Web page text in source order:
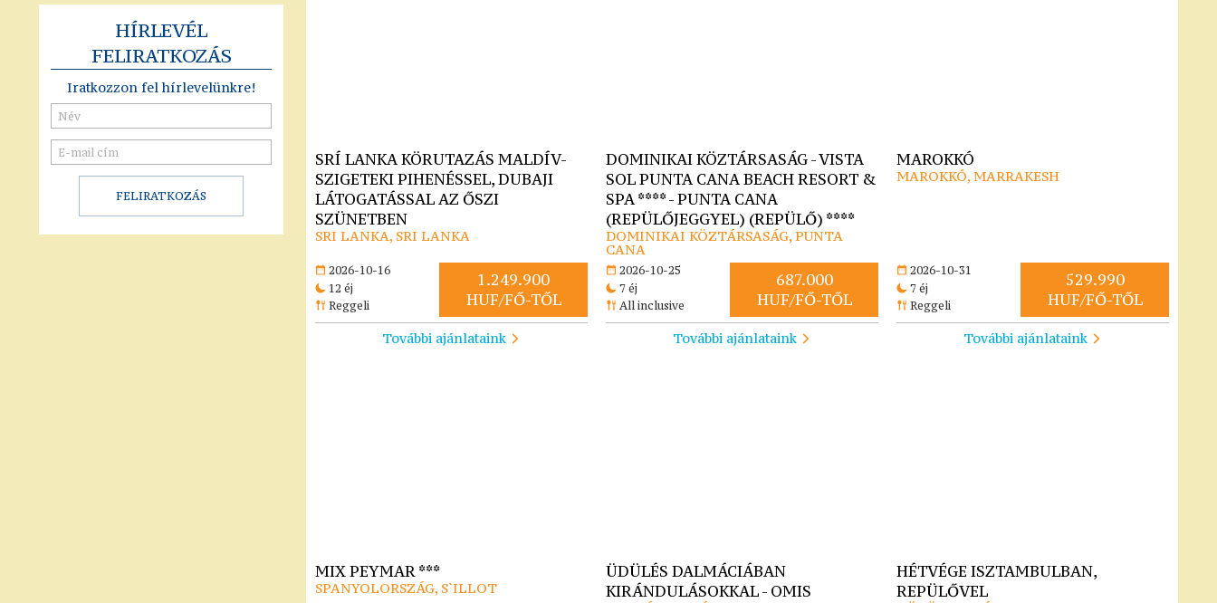
HÍRLEVÉL
FELIRATKOZÁS
Iratkozzon fel hírlevelünkre!
SRÍ LANKA KÖRUTAZÁS MALDÍV-
SZIGETEKI PIHENÉSSEL, DUBAJI
LÁTOGATÁSSAL AZ ŐSZI
SZÜNETBEN
SRI LANKA, SRI LANKA
2026-10-16
12 éj
Reggeli
1.249.900
HUF/FŐ-TŐL
További ajánlataink
DOMINIKAI KÖZTÁRSASÁG - VISTA
SOL PUNTA CANA BEACH RESORT &
SPA **** - PUNTA CANA
(REPÜLŐJEGGYEL) (REPÜLŐ) ****
DOMINIKAI KÖZTÁRSASÁG, PUNTA
CANA
2026-10-25
7 éj
All inclusive
687.000
HUF/FŐ-TŐL
További ajánlataink
MAROKKÓ
MAROKKÓ, MARRAKESH
2026-10-31
7 éj
Reggeli
529.990
HUF/FŐ-TŐL
További ajánlataink
MIX PEYMAR ***
SPANYOLORSZÁG, S`ILLOT
ÜDÜLÉS DALMÁCIÁBAN
KIRÁNDULÁSOKKAL - OMIS
HÉTVÉGE ISZTAMBULBAN,
REPÜLŐVEL